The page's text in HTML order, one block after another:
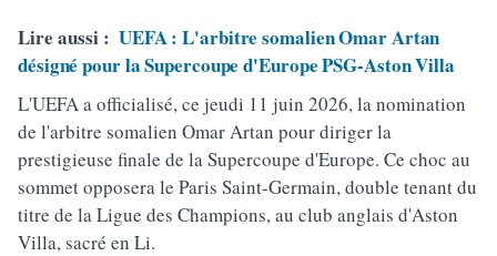
Lire aussi : UEFA : L'arbitre somalien Omar Artan
désigné pour la Supercoupe d'Europe PSG-Aston Villa
L'UEFA a officialisé, ce jeudi 11 juin 2026, la nomination
de l'arbitre somalien Omar Artan pour diriger la
prestigieuse finale de la Supercoupe d'Europe. Ce choc au
sommet opposera le Paris Saint-Germain, double tenant du
titre de la Ligue des Champions, au club anglais d'Aston
Villa, sacré en Li.